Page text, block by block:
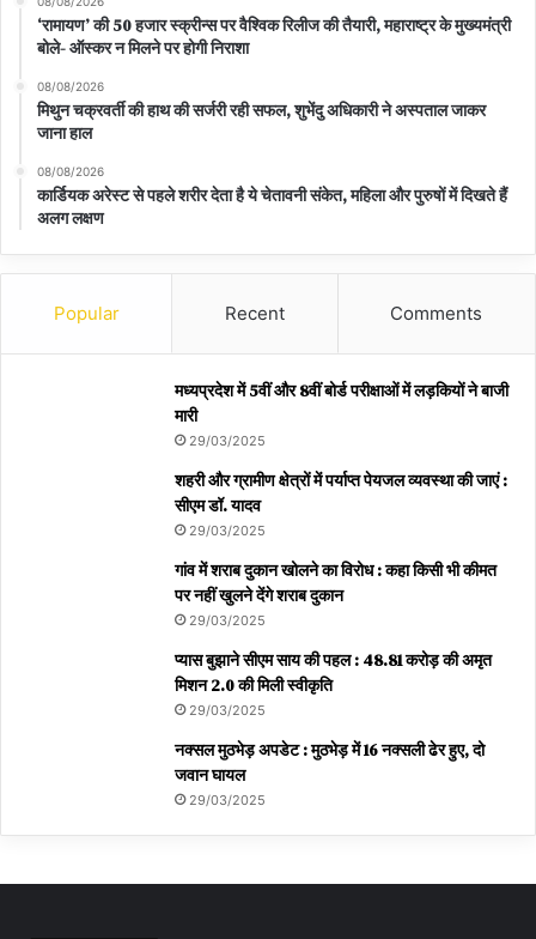
‘रामायण’ की 50 हजार स्क्रीन्स पर वैश्विक रिलीज की तैयारी, महाराष्ट्र के मुख्यमंत्री
बोले- ऑस्कर न मिलने पर होगी निराशा
08/08/2026
मिथुन चक्रवर्ती की हाथ की सर्जरी रही सफल, शुभेंदु अधिकारी ने अस्पताल जाकर
जाना हाल
08/08/2026
कार्डियक अरेस्ट से पहले शरीर देता है ये चेतावनी संकेत, महिला और पुरुषों में दिखते हैं
अलग लक्षण
Popular Recent Comments
मध्यप्रदेश में 5वीं और 8वीं बोर्ड परीक्षाओं में लड़कियों ने बाजी
मारी
29/03/2025
शहरी और ग्रामीण क्षेत्रों में पर्याप्त पेयजल व्यवस्था की जाएं :
सीएम डॉ. यादव
29/03/2025
गांव में शराब दुकान खोलने का विरोध : कहा किसी भी कीमत
पर नहीं खुलने देंगे शराब दुकान
29/03/2025
प्यास बुझाने सीएम साय की पहल : 48.81 करोड़ की अमृत
मिशन 2.0 की मिली स्वीकृति
29/03/2025
नक्सल मुठभेड़ अपडेट : मुठभेड़ में 16 नक्सली ढेर हुए, दो
जवान घायल
29/03/2025